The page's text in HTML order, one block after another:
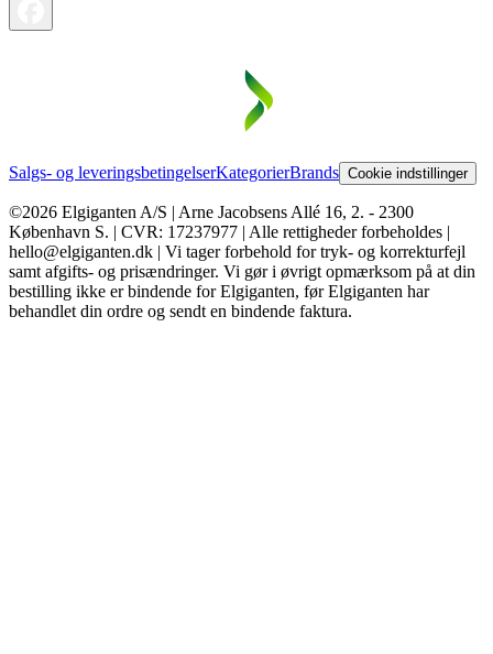
Salgs- og leveringsbetingelserKategorierBrands Cookie indstillinger
©2026 Elgiganten A/S | Arne Jacobsens Allé 16, 2. - 2300
København S. | CVR: 17237977 | Alle rettigheder forbeholdes |
hello@elgiganten.dk | Vi tager forbehold for tryk- og korrekturfejl
samt afgifts- og prisændringer. Vi gør i øvrigt opmærksom på at din
bestilling ikke er bindende for Elgiganten, før Elgiganten har
behandlet din ordre og sendt en bindende faktura.